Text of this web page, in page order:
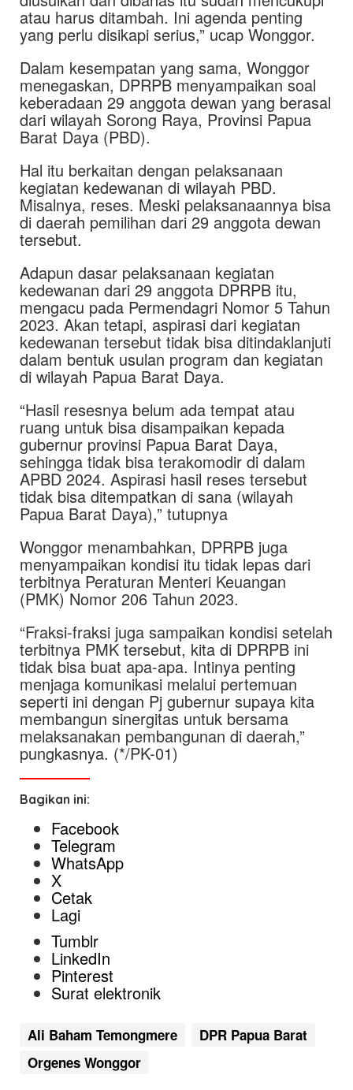
atau harus ditambah. Ini agenda penting
yang perlu disikapi serius,” ucap Wonggor.
Dalam kesempatan yang sama, Wonggor
menegaskan, DPRPB menyampaikan soal
keberadaan 29 anggota dewan yang berasal
dari wilayah Sorong Raya, Provinsi Papua
Barat Daya (PBD).
Hal itu berkaitan dengan pelaksanaan
kegiatan kedewanan di wilayah PBD.
Misalnya, reses. Meski pelaksanaannya bisa
di daerah pemilihan dari 29 anggota dewan
tersebut.
Adapun dasar pelaksanaan kegiatan
kedewanan dari 29 anggota DPRPB itu,
mengacu pada Permendagri Nomor 5 Tahun
2023. Akan tetapi, aspirasi dari kegiatan
kedewanan tersebut tidak bisa ditindaklanjuti
dalam bentuk usulan program dan kegiatan
di wilayah Papua Barat Daya.
“Hasil resesnya belum ada tempat atau
ruang untuk bisa disampaikan kepada
gubernur provinsi Papua Barat Daya,
sehingga tidak bisa terakomodir di dalam
APBD 2024. Aspirasi hasil reses tersebut
tidak bisa ditempatkan di sana (wilayah
Papua Barat Daya),” tutupnya
Wonggor menambahkan, DPRPB juga
menyampaikan kondisi itu tidak lepas dari
terbitnya Peraturan Menteri Keuangan
(PMK) Nomor 206 Tahun 2023.
“Fraksi-fraksi juga sampaikan kondisi setelah
terbitnya PMK tersebut, kita di DPRPB ini
tidak bisa buat apa-apa. Intinya penting
menjaga komunikasi melalui pertemuan
seperti ini dengan Pj gubernur supaya kita
membangun sinergitas untuk bersama
melaksanakan pembangunan di daerah,”
pungkasnya. (*/PK-01)
Bagikan ini:
Facebook
Telegram
WhatsApp
X
Cetak
Lagi
Tumblr
LinkedIn
Pinterest
Surat elektronik
Ali Baham Temongmere
DPR Papua Barat
Orgenes Wonggor